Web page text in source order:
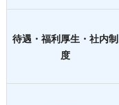
待遇・福利厚生・社内制
度